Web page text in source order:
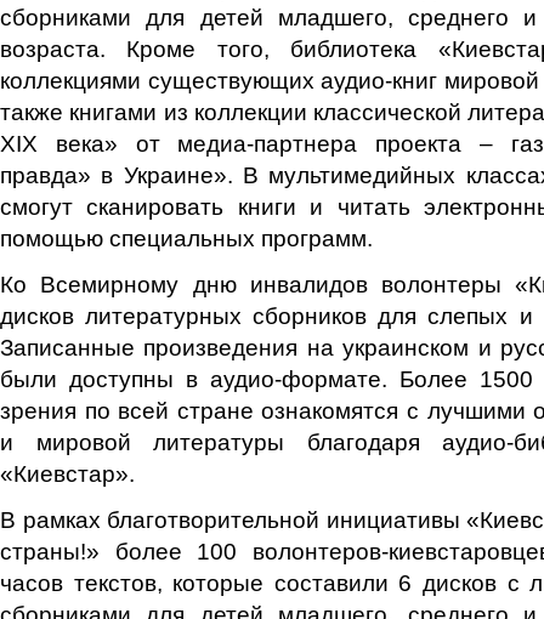
сборниками для детей младшего, среднего и
возраста. Кроме того, библиотека
коллекциями существующих аудио-книг мировой
также книгами из коллекции классической
XIX века» от медиа-партнера проекта –
правда» в Украине». В мультимедийных
смогут сканировать книги и читать
помощью специальных программ.
Ко Всемирному дню инвалидов волонтеры
дисков литературных сборников для слепых
Записанные произведения на украинском и
были доступны в аудио-формате. Более 1500
зрения по всей стране ознакомятся с лучшими
и мировой литературы благодаря аудио-
«Киевстар».
В рамках благотворительной инициативы
страны!» более 100 волонтеров-
часов текстов, которые составили 6 дисков с